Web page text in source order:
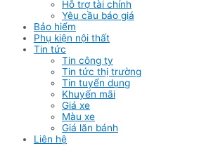
Hỗ trợ tài chính
Yêu cầu báo giá
Bảo hiểm
Phụ kiện nội thất
Tin tức
Tin công ty
Tin tức thị trường
Tin tuyển dụng
Khuyến mãi
Giá xe
Màu xe
Giá lăn bánh
Liên hệ